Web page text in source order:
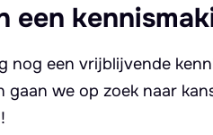
een
een vrijblijvende
we op zoek naar